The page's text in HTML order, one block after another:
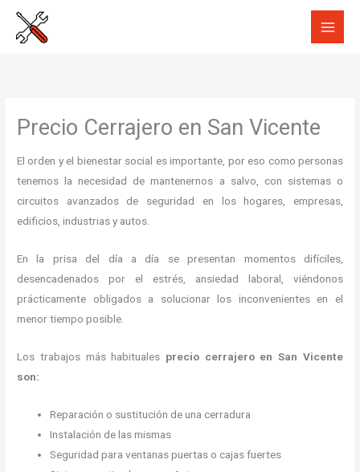
Precio Cerrajero en San Vicente
El orden y el bienestar social es importante, por eso como personas
tenemos la necesidad de mantenernos a salvo, con sistemas o
circuitos avanzados de seguridad en los hogares, empresas,
edificios, industrias y autos.
En la prisa del día a día se presentan momentos difíciles,
desencadenados por el estrés, ansiedad laboral, viéndonos
prácticamente obligados a solucionar los inconvenientes en el
menor tiempo posible.
Los trabajos más habituales precio cerrajero en San Vicente
son:
Reparación o sustitución de una cerradura
Instalación de las mismas
Seguridad para ventanas puertas o cajas fuertes